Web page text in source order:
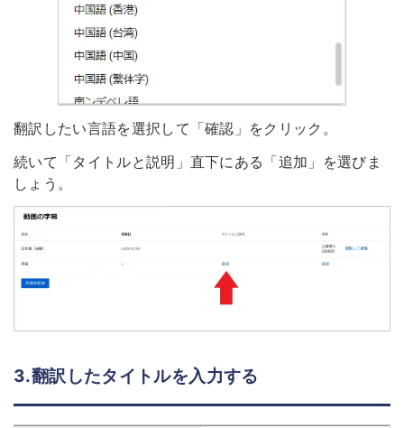
翻訳したい言語を選択して「確認」をクリック。
続いて「タイトルと説明」直下にある「追加」を選びま
しょう。
3.翻訳したタイトルを入力する